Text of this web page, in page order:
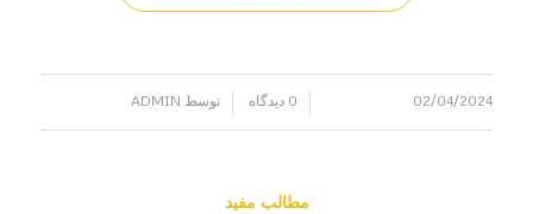
02/04/2024 0 دیدگاه توسط ADMIN
مطالب مفید